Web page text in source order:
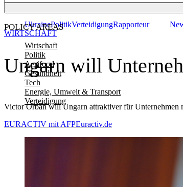
POLICY AREAS
Wirtschaft
Politik
Agrifood
Gesundheit
Tech
Energie, Umwelt & Transport
Verteidigung
UkrainePolitikVerteidigungRapporteur
Ungarn will
Victor Orbán will Ungarn attraktiver für Unternehmen
WIRTSCHAFT
EURACTIV mit AFPEuractiv.de